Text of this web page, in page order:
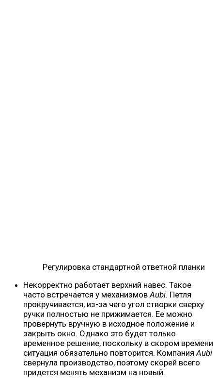
Регулировка стандартной ответной планки
Некорректно работает верхний навес. Такое
часто встречается у механизмов Aubi. Петля
прокручивается, из-за чего угол створки сверху
ручки полностью не прижимается. Ее можно
провернуть вручную в исходное положение и
закрыть окно. Однако это будет только
временное решение, поскольку в скором времени
ситуация обязательно повторится. Компания Aubi
свернула производство, поэтому скорей всего
придется менять механизм на новый.